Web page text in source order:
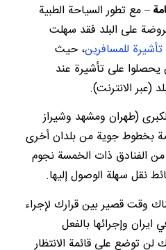
– مع تطور السياحة الطبية
على البلد فقد سهلت
تأشيرة للمسافرين، حيث
على تأشيرة عند
(عبر الانترنت).
(طهران ومشهد وشيراز
بخطوط جوية من بلدان أخرى
من الفنادق ذات الخمسة نجوم
نقل سهلة الوصول إليها.
وقت قصير بين قرارك لإجراء
وإجرائها بالفعل
توضع على قائمة الانتظار